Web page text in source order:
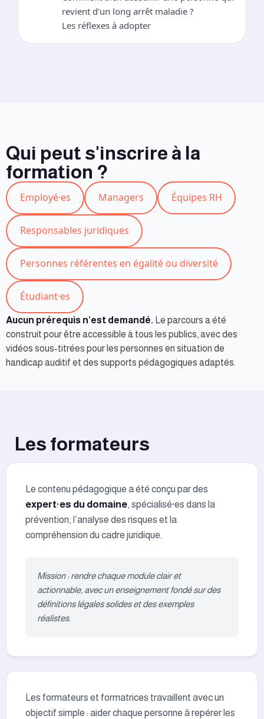
revient d'un long arrêt maladie ?
Les réflexes à adopter
Qui peut s'inscrire à la
formation ?
Employé·es Managers Équipes RH
Responsables juridiques
Personnes référentes en égalité ou diversité
Étudiant·es
Aucun prérequis n’est demandé. Le parcours a été
construit pour être accessible à tous les publics, avec des
vidéos sous-titrées pour les personnes en situation de
handicap auditif et des supports pédagogiques adaptés.
Les formateurs
Le contenu pédagogique a été conçu par des
expert·es du domaine, spécialisé·es dans la
prévention, l’analyse des risques et la
compréhension du cadre juridique.
Mission : rendre chaque module clair et
actionnable, avec un enseignement fondé sur des
définitions légales solides et des exemples
réalistes.
Les formateurs et formatrices travaillent avec un
objectif simple : aider chaque personne à repérer les